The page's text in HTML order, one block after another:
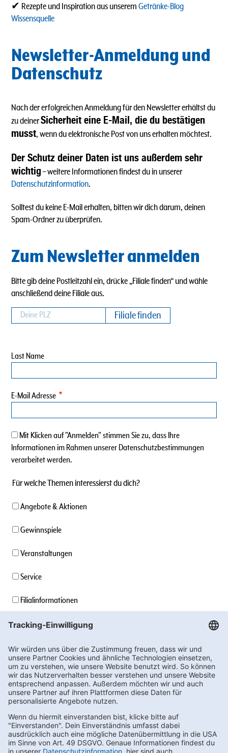
✔ Rezepte und Inspiration aus unserem Getränke-Blog
Wissensquelle
Newsletter-Anmeldung und
Datenschutz
Nach der erfolgreichen Anmeldung für den Newsletter erhältst du
zu deinerSicherheit eine E-Mail, die du bestätigen
musst, wenn du elektronische Post von uns erhalten möchtest.
Der Schutz deiner Daten ist uns außerdem sehr
wichtig – weitere Informationen findest du in unserer
Datenschutzinformation.
Solltest du keine E-Mail erhalten, bitten wir dich darum, deinen
Spam-Ordner zu überprüfen.
Zum Newsletter anmelden
Bitte gib deine Postleitzahl ein, drücke „Filiale finden“ und wähle
anschließend deine Filiale aus.
E-Mail Adresse
Last Name
Mit Klicken auf "Anmelden" stimmen Sie zu, dass Ihre
Informationen im Rahmen unserer Datenschutzbestimmungen
verarbeitet werden.
Für welche Themen interessierst du dich?
Angebote & Aktionen
Gewinnspiele
Veranstaltungen
Service
Filialinformationen
Unternehmensinformationen
Stellenangebote
Soziales Engagement